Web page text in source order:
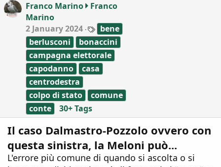
n
s
:
Franco Marino
Franco
Marino
2 January 2024
T
a
g
s
bene
berlusconi
bonaccini
campagna elettorale
capodanno
casa
centrodestra
colpo di stato
comune
conte
30+ Tags
Il caso Dalmastro-Pozzolo ovvero con
questa sinistra, la Meloni può...
L'errore più comune di quando si ascolta o si